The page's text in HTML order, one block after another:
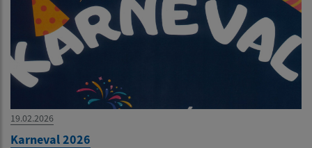
19.02.2026
Karneval 2026